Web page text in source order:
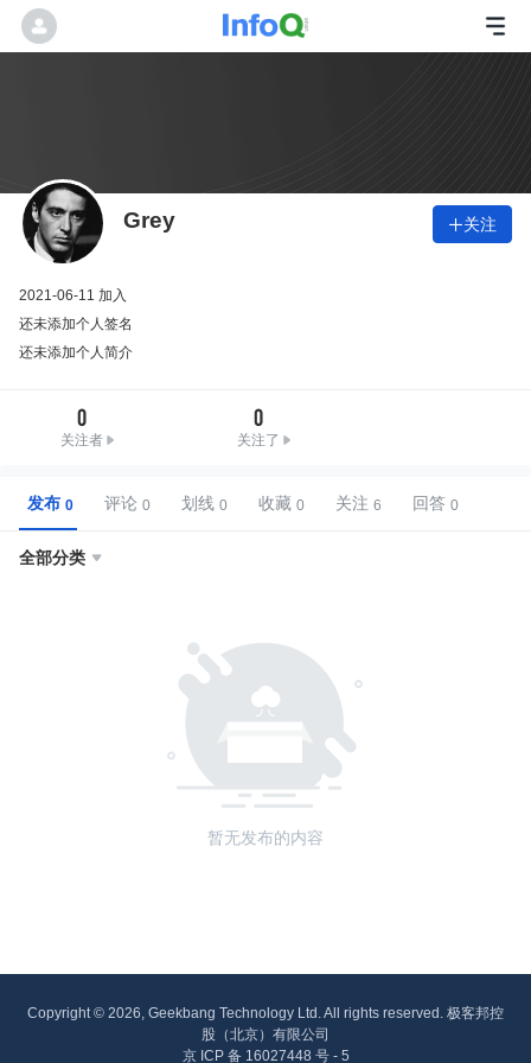
Grey 关注
2021-06-11 加入
还未添加个人签名
还未添加个人简介
0
关注者
0
关注了
发布 评论 划线 收藏 关注 回答
全部分类 
暂无发布的内容
Copyright © 2026, Geekbang Technology Ltd. All rights reserved. 极客邦控
股（北京）有限公司
京 ICP 备 16027448 号 - 5